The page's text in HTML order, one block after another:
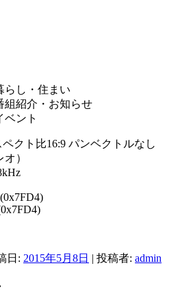
らし・住まい
組紹介・お知らせ
ベント
ペクト比16:9 パンベクトルなし
）
日: 2015年5月8日 | 投稿者: admin